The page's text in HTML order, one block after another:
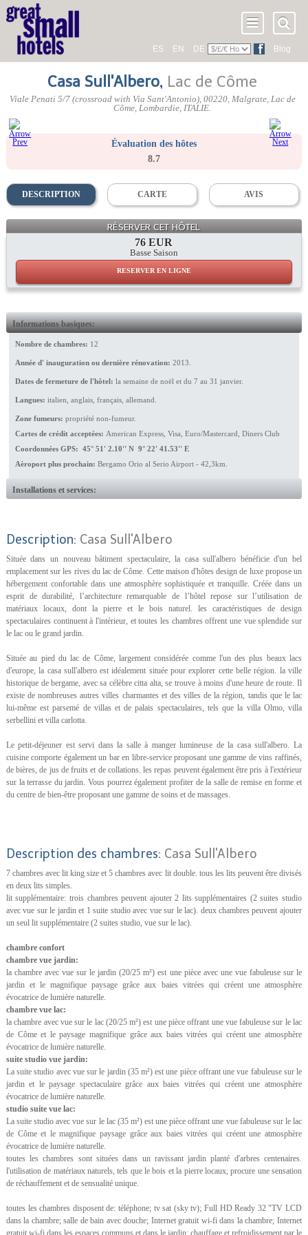
ES EN DE Blog
Casa Sull'Albero, Lac de Côme
Viale Penati 5/7 (crossroad with Via Sant'Antonio), 00220, Malgrate, Lac de
Côme, Lombardie, ITALIE.
Évaluation des hôtes
8.7
DESCRIPTION CARTE AVIS
RÉSERVER CET HÔTEL
76 EUR
Basse Saison
RESERVER EN LIGNE
Informations basiques:
Nombre de chambres: 12
Année d' inauguration ou dernière rénovation: 2013.
Dates de fermeture de l'hôtel: la semaine de noël et du 7 au 31 janvier.
Langues: italien, anglais, français, allemand.
Zone fumeurs: propriété non-fumeur.
Cartes de crédit acceptées: American Express, Visa, Euro/Mastercard, Diners Club
Coordonnées GPS: 45° 51' 2.10'' N 9° 22' 41.53'' E
Aèroport plus prochain: Bergamo Orio al Serio Airport - 42,3km.
Installations et services:
Description: Casa Sull'Albero
Située dans un nouveau bâtiment spectaculaire, la casa sull'albero bénéficie d'un bel
emplacement sur les rives du lac de Côme. Cette maison d'hôtes design de luxe propose un
hébergement confortable dans une atmosphère sophistiquée et tranquille. Créée dans un
esprit de durabilité, l’architecture remarquable de l’hôtel repose sur l’utilisation de
matériaux locaux, dont la pierre et le bois naturel. les caractéristiques de design
spectaculaires continuent à l'intérieur, et toutes les chambres offrent une vue splendide sur
le lac ou le grand jardin.
Située au pied du lac de Côme, largement considérée comme l'un des plus beaux lacs
d'europe, la casa sull'albero est idéalement située pour explorer cette belle région. la ville
historique de bergame, avec sa célèbre citta alta, se trouve à moins d'une heure de route. Il
existe de nombreuses autres villes charmantes et des villes de la région, tandis que le lac
lui-même est parsemé de villas et de palais spectaculaires, tels que la villa Olmo, villa
serbellini et villa carlotta.
Le petit-déjeuner est servi dans la salle à manger lumineuse de la casa sull'albero. La
cuisine comporte également un bar en libre-service proposant une gamme de vins raffinés,
de bières, de jus de fruits et de collations. les repas peuvent également être pris à l'extérieur
sur la terrasse du jardin. Vous pourrez également profiter de la salle de remise en forme et
du centre de bien-être proposant une gamme de soins et de massages.
Description des chambres: Casa Sull'Albero
7 chambres avec lit king size et 5 chambres avec lit double. tous les lits peuvent être divisés
en deux lits simples.
lit supplémentaire: trois chambres peuvent ajouter 2 lits supplémentaires (2 suites studio
avec vue sur le jardin et 1 suite studio avec vue sur le lac). deux chambres peuvent ajouter
un seul lit supplémentaire (2 suites studio, vue sur le lac).
chambre confort
chambre vue jardin:
la chambre avec vue sur le jardin (20/25 m²) est une pièce avec une vue fabuleuse sur le
jardin et le magnifique paysage grâce aux baies vitrées qui créent une atmosphère
évocatrice de lumière naturelle.
chambre vue lac:
la chambre avec vue sur le lac (20/25 m²) est une pièce offrant une vue fabuleuse sur le lac
de Côme et le paysage magnifique grâce aux baies vitrées qui créent une atmosphère
évocatrice de lumière naturelle.
suite studio vue jardin:
La suite studio avec vue sur le jardin (35 m²) est une pièce offrant une vue fabuleuse sur le
jardin et le paysage spectaculaire grâce aux baies vitrées qui créent une atmosphère
évocatrice de lumière naturelle.
studio suite vue lac:
La suite studio avec vue sur le lac (35 m²) est une pièce offrant une vue fabuleuse sur le lac
de Côme et le magnifique paysage grâce aux baies vitrées qui créent une atmosphère
évocatrice de lumière naturelle.
toutes les chambres sont situées dans un ravissant jardin planté d'arbres centenaires.
l'utilisation de matériaux naturels, tels que le bois et la pierre locaux, procure une sensation
de réchauffement et de sensualité unique.
toutes les chambres disposent de: téléphone; tv sat (sky tv); Full HD Ready 32 "TV LCD
dans la chambre; salle de bain avec douche; Internet gratuit wi-fi dans la chambre; Internet
gratuit wi-fi dans les espaces communs et dans le jardin; chauffage et refroidissement par le